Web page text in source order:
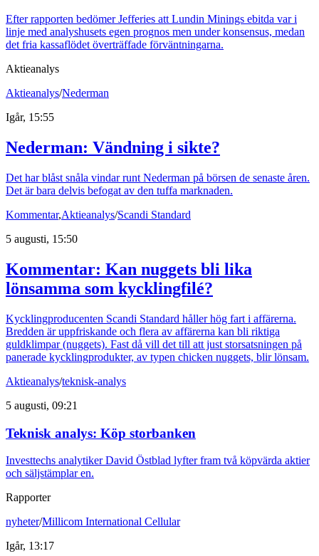
Efter rapporten bedömer Jefferies att Lundin Minings ebitda var i
linje med analyshusets egen prognos men under konsensus, medan
det fria kassaflödet överträffade förväntningarna.
Aktieanalys
Aktieanalys/Nederman
Igår, 15:55
Nederman: Vändning i sikte?
Det har blåst snåla vindar runt Nederman på börsen de senaste åren.
Det är bara delvis befogat av den tuffa marknaden.
Kommentar,Aktieanalys/Scandi Standard
5 augusti, 15:50
Kommentar: Kan nuggets bli lika
lönsamma som kycklingfilé?
Kycklingproducenten Scandi Standard håller hög fart i affärerna.
Bredden är uppfriskande och flera av affärerna kan bli riktiga
guldklimpar (nuggets). Fast då vill det till att just storsatsningen på
panerade kycklingprodukter, av typen chicken nuggets, blir lönsam.
Aktieanalys/teknisk-analys
5 augusti, 09:21
Teknisk analys: Köp storbanken
Investtechs analytiker David Östblad lyfter fram två köpvärda aktier
och säljstämplar en.
Rapporter
nyheter/Millicom International Cellular
Igår, 13:17